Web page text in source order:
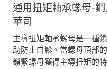
通用扭矩軸承螺母-
華司
主導扭矩軸承螺母是一種
助防止自鬆。當螺母頂部
鎖緊螺母獲得主導扭矩的特